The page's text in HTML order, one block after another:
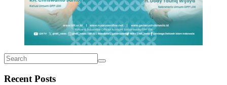
Recent Posts